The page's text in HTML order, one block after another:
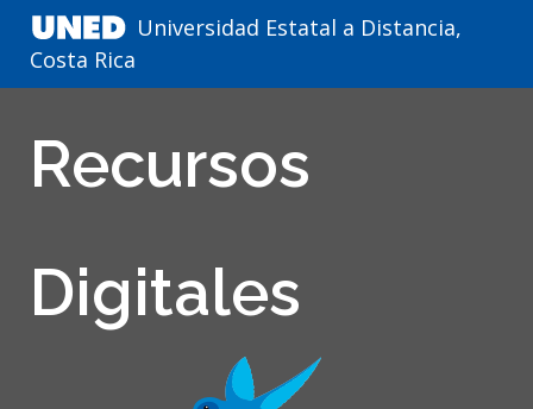
Universidad Estatal a Distancia,
Costa Rica
Recursos
Digitales